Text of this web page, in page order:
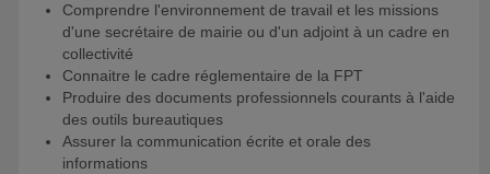
Comprendre l'environnement de travail et les missions
d'une secrétaire de mairie ou d'un adjoint à un cadre en
collectivité
Connaitre le cadre réglementaire de la FPT
Produire des documents professionnels courants à l'aide
des outils bureautiques
Assurer la communication écrite et orale des
informations